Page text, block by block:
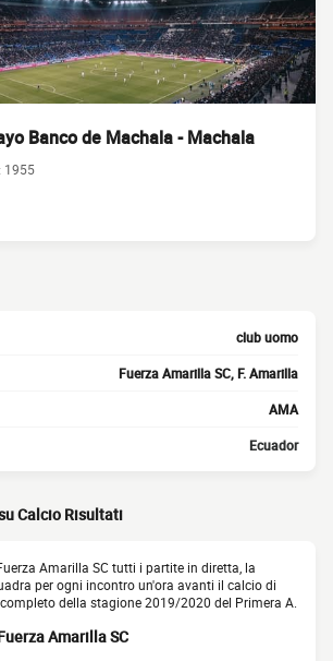
Banco de Machala - Machala
1955
club uomo
Fuerza Amarilla SC, F. Amarilla
AMA
Ecuador
Calcio Risultati
Amarilla SC tutti i partite in diretta, la
per ogni incontro un'ora avanti il calcio di
della stagione 2019/2020 del Primera A.
Amarilla SC